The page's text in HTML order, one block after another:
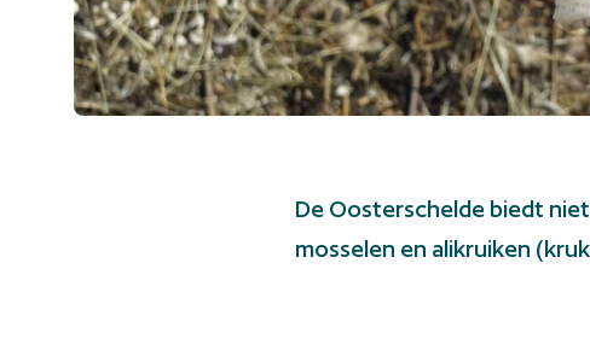
De Oosterschelde biedt
mosselen en alikruiken